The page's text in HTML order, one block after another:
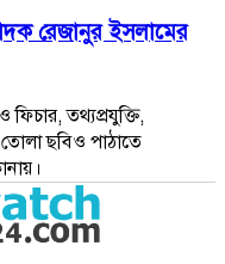
রেজানুর ইসলামের
তথ্যপ্রযুক্তি,
ছবিও পাঠাতে